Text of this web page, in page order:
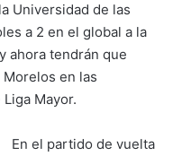
Universidad de las
a 2 en el global a la
ahora tendrán que
en las
Mayor.
En el partido de vuelta